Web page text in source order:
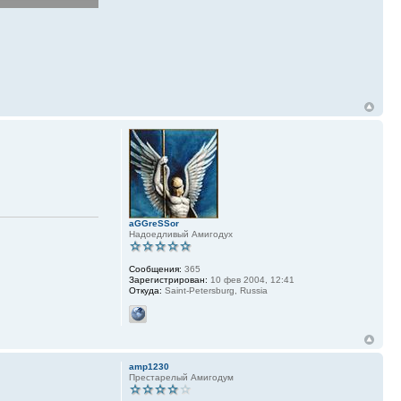
aGGreSSor
Надоедливый Амигодух
Сообщения: 365
Зарегистрирован: 10 фев 2004, 12:41
Откуда: Saint-Petersburg, Russia
amp1230
Престарелый Амигодум